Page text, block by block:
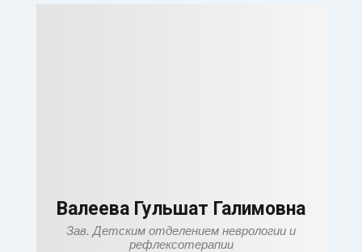
Валеева Гульшат Галимовна
Зав. Детским отделением неврологии и
рефлексотерапии